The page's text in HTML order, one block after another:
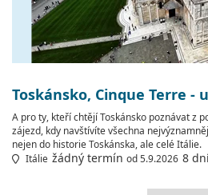
Toskánsko, Cinque Terre -
A pro ty, kteří chtějí Toskánsko poznávat z
zájezd, kdy navštívíte všechna
nejen do historie Toskánska, ale celé Itálie.
Itálie žádný termín od 5.9.2026 8